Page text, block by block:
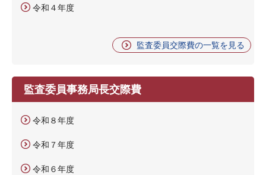
令和４年度
監査委員交際費の一覧を見る
監査委員事務局長交際費
令和８年度
令和７年度
令和６年度